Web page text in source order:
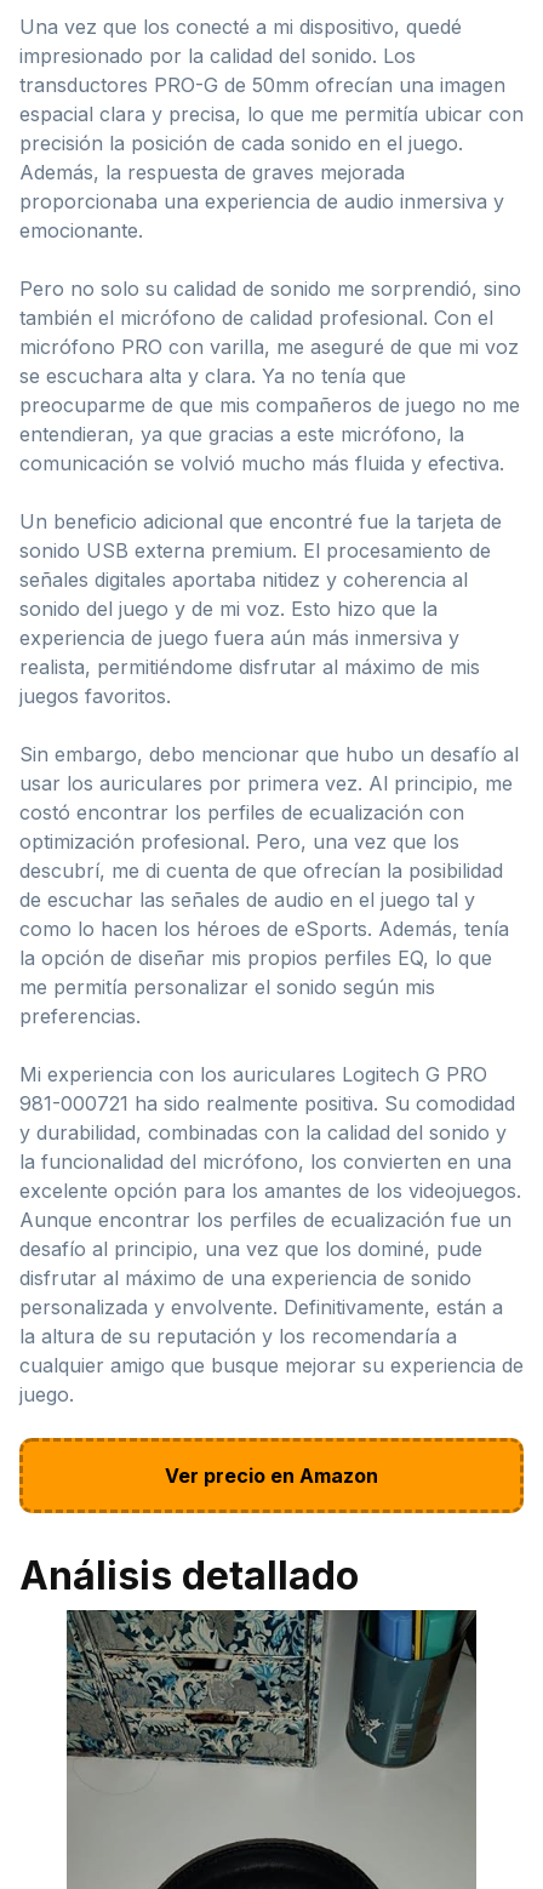
Una vez que los conecté a mi dispositivo, quedé
impresionado por la calidad del sonido. Los
transductores PRO-G de 50mm ofrecían una imagen
espacial clara y precisa, lo que me permitía ubicar con
precisión la posición de cada sonido en el juego.
Además, la respuesta de graves mejorada
proporcionaba una experiencia de audio inmersiva y
emocionante.
Pero no solo su calidad de sonido me sorprendió, sino
también el micrófono de calidad profesional. Con el
micrófono PRO con varilla, me aseguré de que mi voz
se escuchara alta y clara. Ya no tenía que
preocuparme de que mis compañeros de juego no me
entendieran, ya que gracias a este micrófono, la
comunicación se volvió mucho más fluida y efectiva.
Un beneficio adicional que encontré fue la tarjeta de
sonido USB externa premium. El procesamiento de
señales digitales aportaba nitidez y coherencia al
sonido del juego y de mi voz. Esto hizo que la
experiencia de juego fuera aún más inmersiva y
realista, permitiéndome disfrutar al máximo de mis
juegos favoritos.
Sin embargo, debo mencionar que hubo un desafío al
usar los auriculares por primera vez. Al principio, me
costó encontrar los perfiles de ecualización con
optimización profesional. Pero, una vez que los
descubrí, me di cuenta de que ofrecían la posibilidad
de escuchar las señales de audio en el juego tal y
como lo hacen los héroes de eSports. Además, tenía
la opción de diseñar mis propios perfiles EQ, lo que
me permitía personalizar el sonido según mis
preferencias.
Mi experiencia con los auriculares Logitech G PRO
981-000721 ha sido realmente positiva. Su comodidad
y durabilidad, combinadas con la calidad del sonido y
la funcionalidad del micrófono, los convierten en una
excelente opción para los amantes de los videojuegos.
Aunque encontrar los perfiles de ecualización fue un
desafío al principio, una vez que los dominé, pude
disfrutar al máximo de una experiencia de sonido
personalizada y envolvente. Definitivamente, están a
la altura de su reputación y los recomendaría a
cualquier amigo que busque mejorar su experiencia de
juego.
Ver precio en Amazon
Análisis detallado